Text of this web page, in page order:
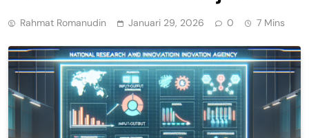
Rahmat Romanudin Januari 29, 2026 0 7 Mins